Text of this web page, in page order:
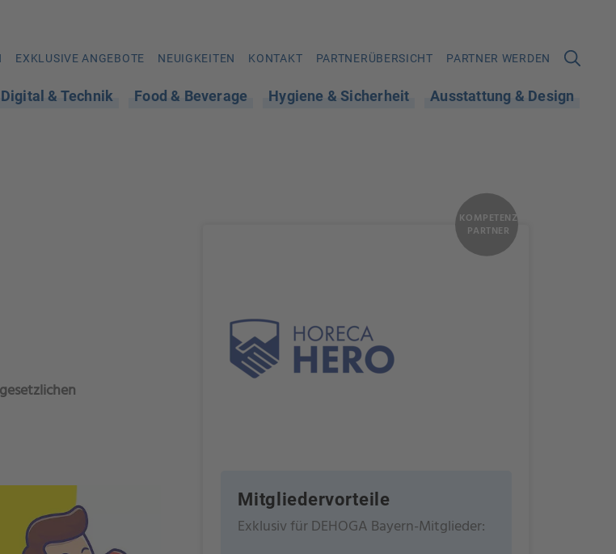
EXKLUSIVE ANGEBOTE NEUIGKEITEN KONTAKT PARTNERÜBERSICHT PARTNER WERDEN
Digital & Technik Food & Beverage Hygiene & Sicherheit Ausstattung & Design
KOMPETENZ
PARTNER
Mitgliedervorteile
Exklusiv für DEHOGA Bayern-Mitglieder: